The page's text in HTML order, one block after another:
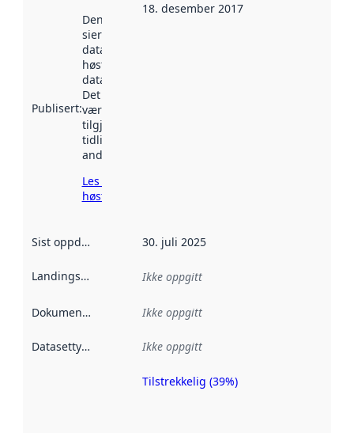
Publisert:
Denne datoen
sier når
datasettet ble
høstet av
data.norge.no.
Det kan ha
vært
tilgjengelig
tidligere
andre steder.
Les mer om
høsting her
18. desember 2017
Sist oppdatert 30. juli 2025
Landingsside Ikke oppgitt
Dokumentasjon Ikke oppgitt
Datasettype Ikke oppgitt
Metadatakvalitet
Tilstrekkelig (39%)